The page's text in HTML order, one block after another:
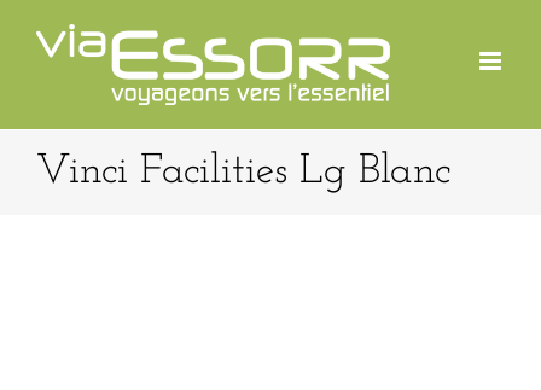
contenu
Vinci Facilities Lg Blanc